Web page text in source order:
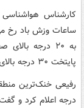
کارشناس
به ۲۰ درجه
پایتخت ۳۰ درجه بالای صفر خواهد شد
رفیعی خنک‌ترین